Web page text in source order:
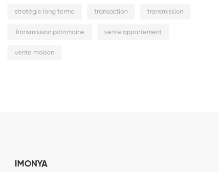
stratégie long terme transaction transmission
Transmission patrimoine vente appartement
vente maison
IMONYA